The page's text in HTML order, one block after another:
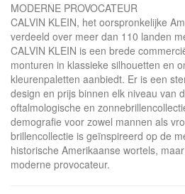
MODERNE PROVOCATEUR
CALVIN KLEIN, het oorspronkelijke
verdeeld over meer dan 110 landen
CALVIN KLEIN is een brede
monturen in klassieke silhouetten en
kleurenpaletten aanbiedt. Er is een
design en prijs binnen elk niveau van
oftalmologische en
demografie voor zowel mannen als
brillencollectie is geïnspireerd op de
historische Amerikaanse wortels,
moderne provocateur.